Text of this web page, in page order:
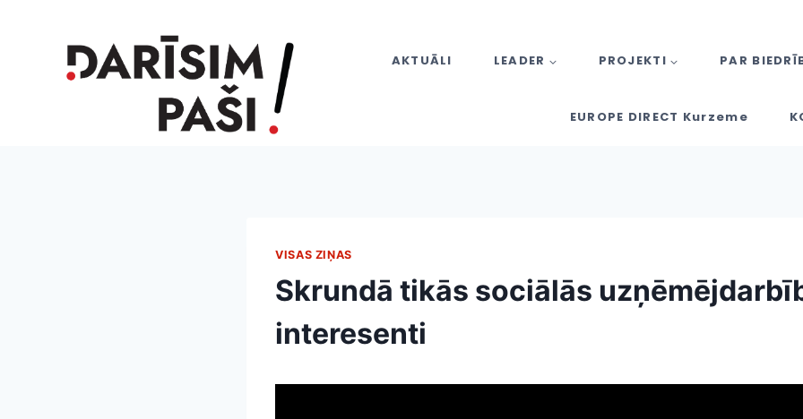
AKTUĀLI LEADER PROJEKTI PAR
EUROPE DIRECT Kurzeme
VISAS ZIŅAS
Skrundā tikās sociālās
interesenti